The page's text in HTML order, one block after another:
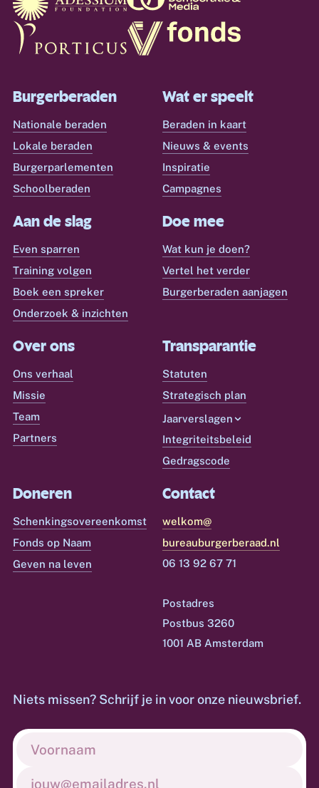
Burgerberaden
Nationale beraden
Lokale beraden
Burgerparlementen
Schoolberaden
Wat er speelt
Beraden in kaart
Nieuws & events
Inspiratie
Campagnes
Aan de slag
Even sparren
Training volgen
Boek een spreker
Onderzoek & inzichten
Doe mee
Wat kun je doen?
Vertel het verder
Burgerberaden aanjagen
Over ons
Ons verhaal
Missie
Team
Partners
Transparantie
Statuten
Strategisch plan
Jaarverslagen
Integriteitsbeleid
Gedragscode
Doneren
Schenkingsovereenkomst
Fonds op Naam
Geven na leven
Contact
welkom@
bureauburgerberaad.nl
06 13 92 67 71
Postadres
Postbus 3260
1001 AB Amsterdam
Niets missen? Schrijf je in voor onze nieuwsbrief.
Voornaam